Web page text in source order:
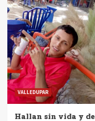
VALLEDUPAR
Hallan sin vida y de